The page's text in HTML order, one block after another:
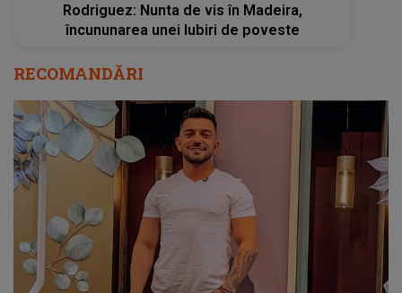
Rodriguez: Nunta de vis în Madeira,
încununarea unei Iubiri de poveste
RECOMANDĂRI